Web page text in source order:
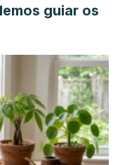
guiar os